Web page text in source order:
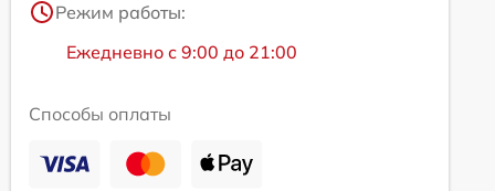
Режим работы:
Ежедневно с 9:00 до 21:00
Способы оплаты